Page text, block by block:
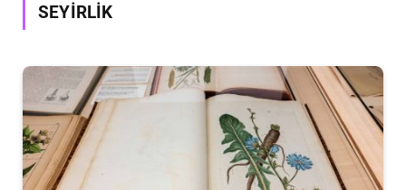
SEYİRLİK